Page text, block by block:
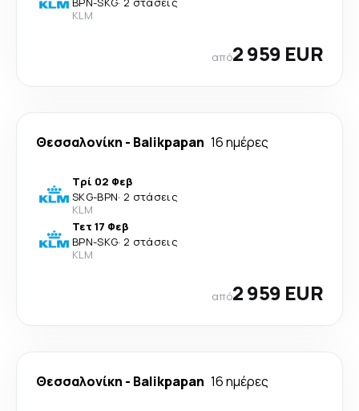
KLM
από2 959 EUR
Θεσσαλονίκη - Balikpapan 16 ημέρες
Τρί 02 Φεβ
SKG-BPN· 2 στάσεις
KLM
Τετ 17 Φεβ
BPN-SKG· 2 στάσεις
KLM
από2 959 EUR
Θεσσαλονίκη - Balikpapan 16 ημέρες